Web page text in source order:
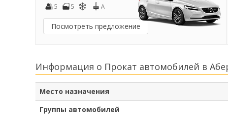
5
5 A
Посмотреть предложение
Информация о Прокат автомобилей в
Место назначения
Группы автомобилей